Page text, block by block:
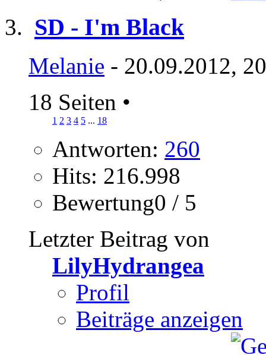
SD - I'm Black
Melanie - 20.09.2012,
18 Seiten •
1 2 3 4 5 ... 18
Antworten: 260
Hits: 216.998
Bewertung0 / 5
Letzter Beitrag von
LilyHydrangea
Profil
Beiträge anzeigen